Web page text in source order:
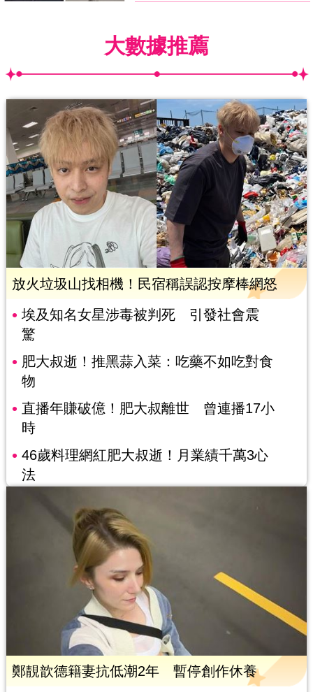
大數據推薦
放火垃圾山找相機！民宿稱誤認按摩棒網怒
埃及知名女星涉毒被判死 引發社會震
驚
肥大叔逝！推黑蒜入菜：吃藥不如吃對食
物
直播年賺破億！肥大叔離世 曾連播17小
時
46歲料理網紅肥大叔逝！月業績千萬3心
法
鄭靚歆德籍妻抗低潮2年 暫停創作休養